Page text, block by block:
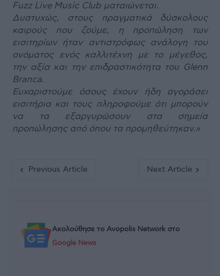
Fuzz Live Music Club ματαιώνεται.
Δυστυχώς, στους πραγματικά δύσκολους
καιρούς που ζούμε, η προπώληση των
εισιτηρίων ήταν αντιστρόφως ανάλογη του
ονόματος ενός καλλιτέχνη με το μέγεθος,
την αξία και την επιδραστικότητα του Glenn
Branca.
Ευχαριστούμε όσους έχουν ήδη αγοράσει
εισιτήρια και τους πληροφούμε ότι μπορούν
να τα εξαργυρώσουν στα σημεία
προπώλησης από όπου τα προμηθεύτηκαν.»
Previous Article Next Article
Ακολούθησε το Avopolis Network στο
Google News